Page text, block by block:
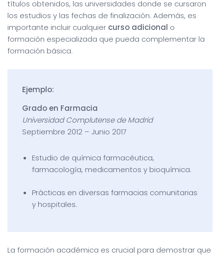
títulos obtenidos, las universidades donde se cursaron
los estudios y las fechas de finalización. Además, es
importante incluir cualquier curso adicional o
formación especializada que pueda complementar la
formación básica.
Ejemplo:
Grado en Farmacia
Universidad Complutense de Madrid
Septiembre 2012 – Junio 2017
Estudio de química farmacéutica,
farmacología, medicamentos y bioquímica.
Prácticas en diversas farmacias comunitarias
y hospitales.
La formación académica es crucial para demostrar que